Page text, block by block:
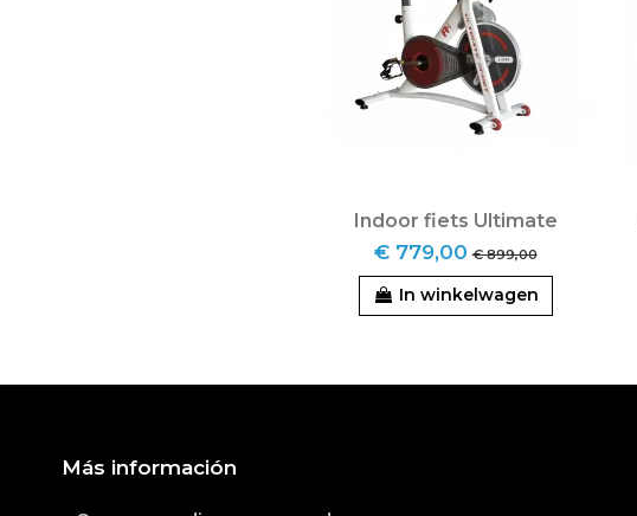
Indoor fiets Ultimate
€ 779,00 € 899,00
In winkelwagen
Más información